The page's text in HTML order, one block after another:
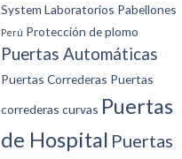
System Laboratorios Pabellones
Perú Protección de plomo
Puertas Automáticas
Puertas Correderas Puertas
correderas curvas Puertas
de Hospital Puertas